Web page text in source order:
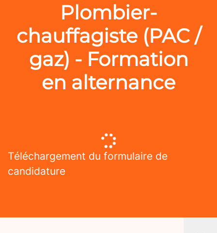
Plombier-
chauffagiste (PAC /
gaz) - Formation
en alternance
Téléchargement du formulaire de
candidature